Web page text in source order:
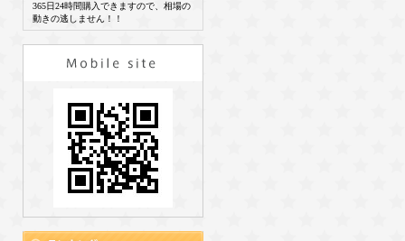
365日24時間購入できますので、相場の
動きの逃しません！！